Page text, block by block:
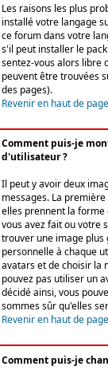
Les raisons les plus
installé votre langage
ce forum dans votre
s'il peut installer le
sentez-vous alors libre
peuvent être trouvées
des pages).
Revenir en haut de page
Comment puis-je
d'utilisateur ?
Il peut y avoir deux
messages. La
elles prennent la forme
vous avez fait ou votre
trouver une image plus
personnelle à chaque
avatars et de choisir la
pouvez pas utiliser un
décidé ainsi, vous
sommes sûr qu'elles
Revenir en haut de page
Comment puis-je